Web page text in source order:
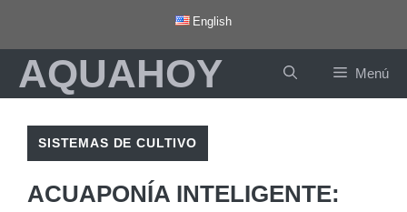
contenido
English
AQUAHOY Menú
SISTEMAS DE CULTIVO
ACUAPONÍA INTELIGENTE: